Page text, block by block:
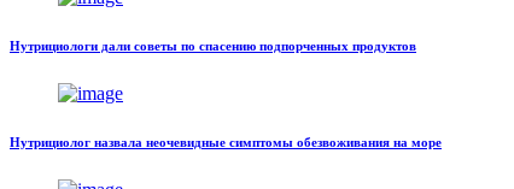
Нутрициологи дали советы по спасению подпорченных продуктов
Нутрициолог назвала неочевидные симптомы обезвоживания на море